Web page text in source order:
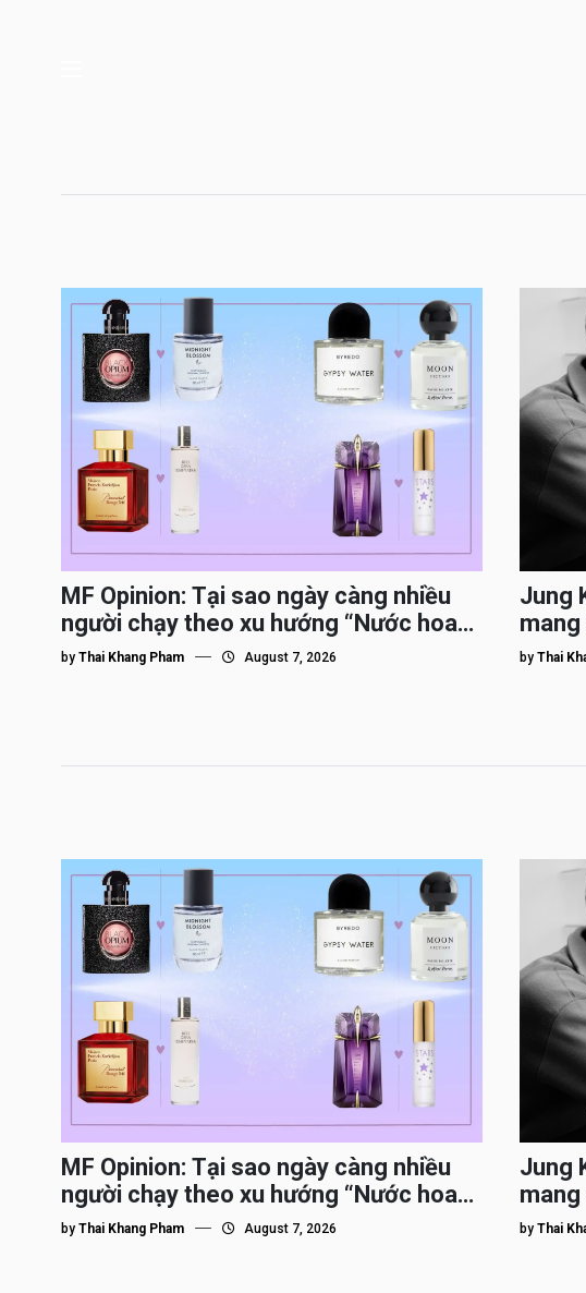
MF Opinion: Tại sao ngày càng nhiều
người chạy theo xu hướng “Nước hoa
Dupe”?
by Thai Khang Pham August 7, 2026
Jung
by Thai
MF Opinion: Tại sao ngày càng nhiều
người chạy theo xu hướng “Nước hoa
Dupe”?
by Thai Khang Pham August 7, 2026
Jung
by Thai